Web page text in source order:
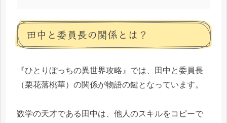
田中と委員長の関係とは？
『ひとりぼっちの異世界攻略』では、田中と委員長
（栗花落桃華）の関係が物語の鍵となっています。
数学の天才である田中は、他人のスキルをコピーで